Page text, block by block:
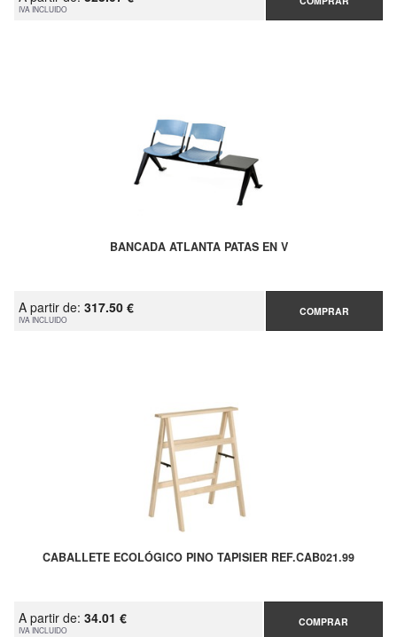
IVA INCLUIDO
BANCADA ATLANTA PATAS EN V
A partir de: 317.50 €
IVA INCLUIDO
COMPRAR
CABALLETE ECOLÓGICO PINO TAPISIER REF.CAB021.99
A partir de: 34.01 €
IVA INCLUIDO
COMPRAR